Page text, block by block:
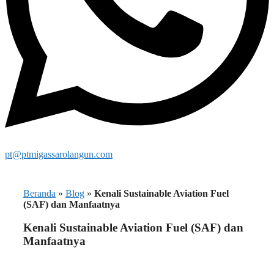
pt@ptmigassarolangun.com
Beranda » Blog » Kenali Sustainable Aviation Fuel
(SAF) dan Manfaatnya
Kenali Sustainable Aviation Fuel (SAF) dan
Manfaatnya